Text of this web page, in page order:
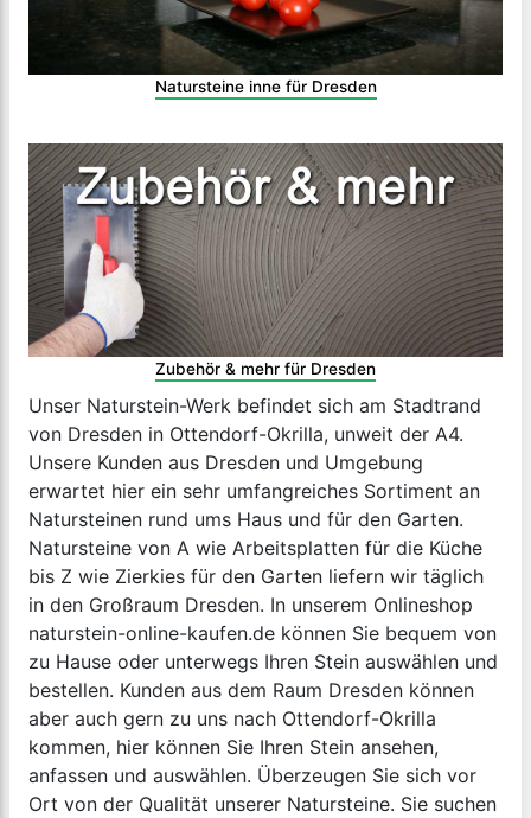
Natursteine inne für Dresden
Zubehör & mehr für Dresden
Unser Naturstein-Werk befindet sich am Stadtrand
von Dresden in Ottendorf-Okrilla, unweit der A4.
Unsere Kunden aus Dresden und Umgebung
erwartet hier ein sehr umfangreiches Sortiment an
Natursteinen rund ums Haus und für den Garten.
Natursteine von A wie Arbeitsplatten für die Küche
bis Z wie Zierkies für den Garten liefern wir täglich
in den Großraum Dresden. In unserem Onlineshop
naturstein-online-kaufen.de können Sie bequem von
zu Hause oder unterwegs Ihren Stein auswählen und
bestellen. Kunden aus dem Raum Dresden können
aber auch gern zu uns nach Ottendorf-Okrilla
kommen, hier können Sie Ihren Stein ansehen,
anfassen und auswählen. Überzeugen Sie sich vor
Ort von der Qualität unserer Natursteine. Sie suchen